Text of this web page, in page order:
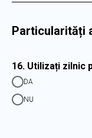
Particularități
16. Utilizați zilnic
DA
NU